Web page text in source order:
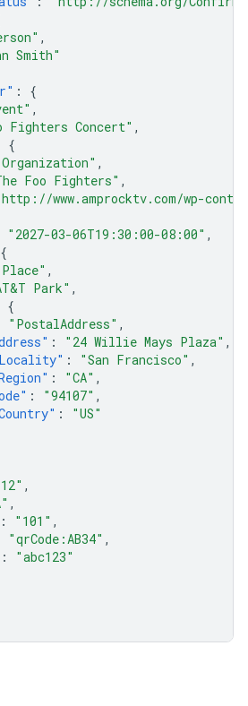
,
Smith"
:
{
,
Fighters Concert" ,
{
,
Foo Fighters" ,
www.amprocktv.com/wp-
"2027-03-06T19:30:00-08:00" ,
{
,
Park" ,
{
"PostalAddress" ,
: "24 Willie Mays Plaza" ,
: "San Francisco" ,
: "CA" ,
: "94107" ,
:
"US"
,
,
: "101" ,
"qrCode:AB34" ,
:
"abc123"